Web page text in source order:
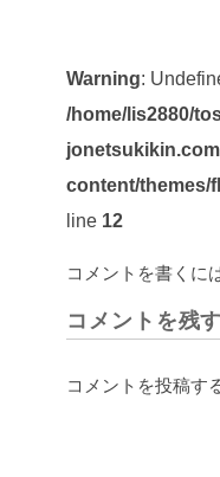
Warning:
/home/lis2880/
content/themes/
line 12
コメントを書くに
コメントを残す
コメントを投稿す